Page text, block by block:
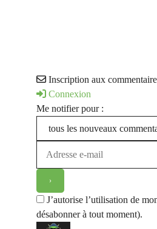
Inscription aux
Connexion
Me notifier pour :
J’autorise l’utilisation de
désabonner à tout moment).